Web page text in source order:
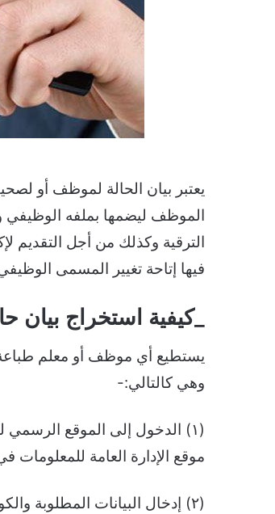
يعتبر بيان الحالة لموظف أو
الموظف ليضمها بملفه
فيها إتاحة تغيير المسمى
_كيفية استخراج بيان
يستطيع أي موظف أو معلم
وهي كالتالي:-
(١) الدخول إلى الموقع الرسمي
موقع الإدارة العامة للمعلومات
(٢) إدخال البيانات المطلوبة